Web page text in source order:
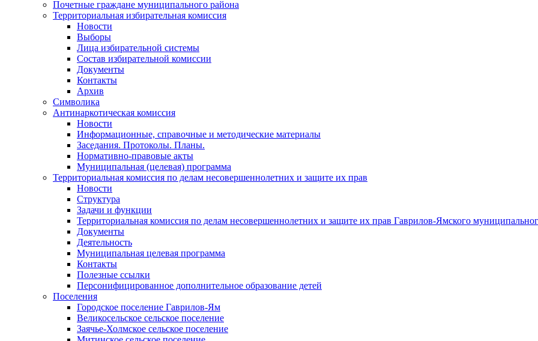
Почетные граждане муниципального района
Территориальная избирательная комиссия
Новости
Выборы
Лица избирательной системы
Состав избирательной комиссии
Документы
Контакты
Архив
Символика
Антинаркотическая комиссия
Новости
Информационные, справочные и методические материалы
Заседания. Протоколы. Планы.
Нормативно-правовые акты
Муниципальная (целевая) программа
Территориальная комиссия по делам несовершеннолетних и защите их прав
Новости
Структура
Задачи и функции
Территориальная комиссия по делам несовершеннолетних и защите их прав Гаврилов-Ямского
Документы
Деятельность
Муниципальная целевая программа
Контакты
Полезные ссылки
Персонифицированное дополнительное образование детей
Поселения
Городское поселение Гаврилов-Ям
Великосельское сельское поселение
Заячье-Холмское сельское поселение